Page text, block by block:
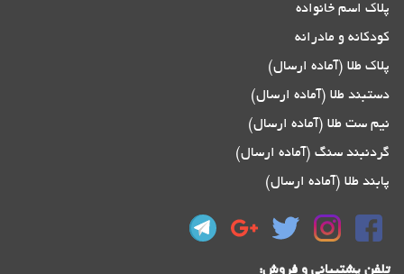
پلاک اسم خانواده
کودکانه و مادرانه
پلاک طلا (آماده ارسال)
دستبند طلا (آماده ارسال)
نیم ست طلا (آماده ارسال)
گردنبند سنگ (آماده ارسال)
پابند طلا (آماده ارسال)
تلفن پشتیبانی و فروش: